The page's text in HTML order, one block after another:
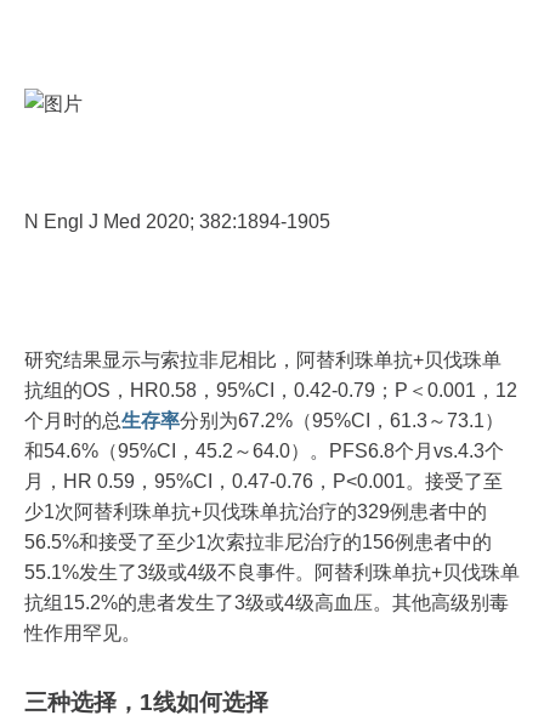
N Engl J Med 2020; 382:1894-1905
研究结果显示与索拉非尼相比，阿替利珠单抗+贝伐珠单
抗组的OS，HR0.58，95%CI，0.42-0.79；P＜0.001，12
个月时的总生存率分别为67.2%（95%CI，61.3～73.1）
和54.6%（95%CI，45.2～64.0）。PFS6.8个月vs.4.3个
月，HR 0.59，95%CI，0.47-0.76，P<0.001。接受了至
少1次阿替利珠单抗+贝伐珠单抗治疗的329例患者中的
56.5%和接受了至少1次索拉非尼治疗的156例患者中的
55.1%发生了3级或4级不良事件。阿替利珠单抗+贝伐珠单
抗组15.2%的患者发生了3级或4级高血压。其他高级别毒
性作用罕见。
三种选择，1线如何选择